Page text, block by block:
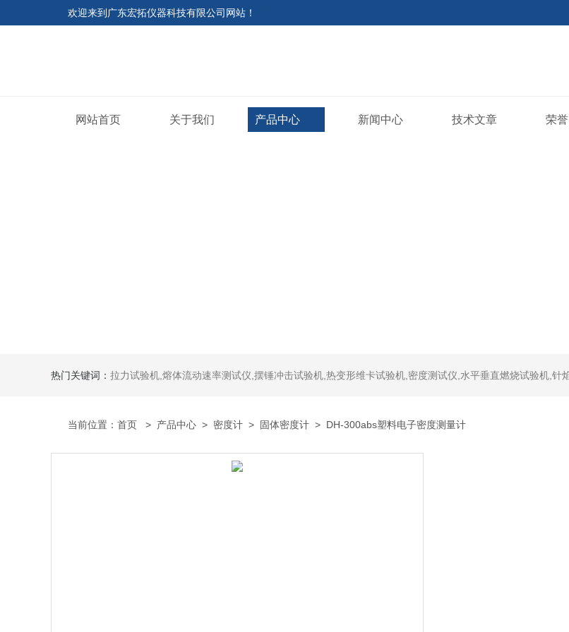
欢迎来到 广东宏拓仪器科技有限公司网站 ！
网站首页 关于我们 产品中心 新闻中心 技术文章 荣
热门关键词： 拉力试验机,熔体流动速率测试仪,摆锤冲击试验机,热变形维卡试验机,密度测试仪,水平垂直燃烧试验机,针焰试验机,恒温恒湿试验机,UV紫外线老化试验机,DSC差示扫
当前位置： 首页 > 产品中心 > 密度计 > 固体密度计 > DH-300abs塑料电子密度测量计